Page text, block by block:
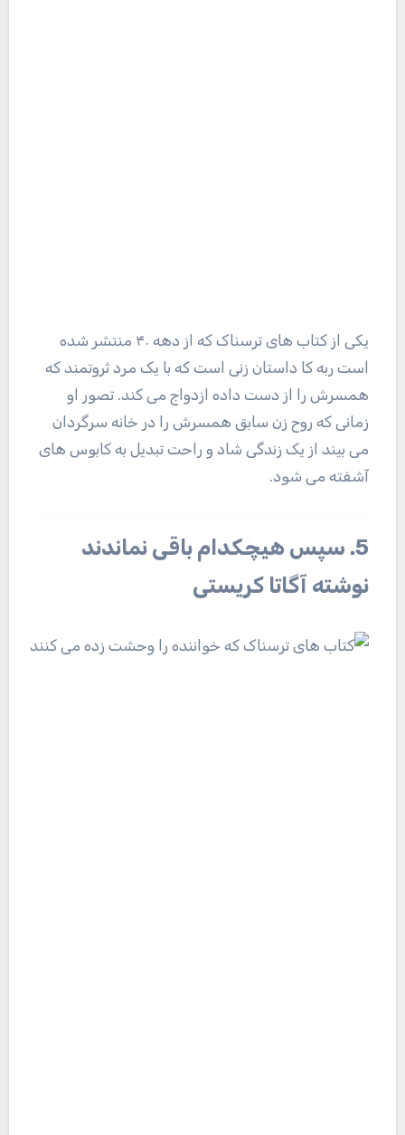
یکی از کتاب های ترسناک که از دهه ۴۰ منتشر شده
است ربه کا داستان زنی است که با یک مرد ثروتمند که
همسرش را از دست داده ازدواج می کند. تصور او
زمانی که روح زن سابق همسرش را در خانه سرگردان
می بیند از یک زندگی شاد و راحت تبدیل به کابوس های
آشفته می شود.
5. سپس هیچکدام باقی نماندند
نوشته آگاتا کریستی